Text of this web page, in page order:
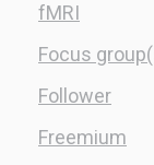
fMRI
Focus
Follower
Freemium